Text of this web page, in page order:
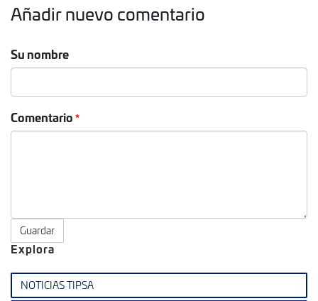
Añadir nuevo comentario
Su nombre
Comentario
Guardar
Explora
NOTICIAS TIPSA